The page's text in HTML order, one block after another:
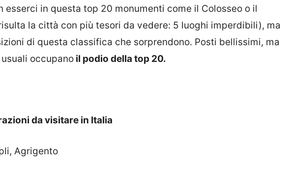
esserci in questa top 20 monumenti come il Colosseo o il
la città con più tesori da vedere: 5 luoghi imperdibili), ma
di questa classifica che sorprendono. Posti bellissimi, ma
occupano il podio della top 20.
da visitare in Italia
Agrigento